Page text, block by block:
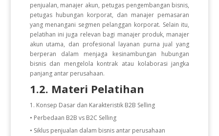
penjualan, manajer akun, petugas pengembangan bisnis,
petugas hubungan korporat, dan manajer pemasaran
yang menangani segmen pelanggan korporat. Selain itu,
pelatihan ini juga relevan bagi manajer produk, manajer
akun utama, dan profesional layanan purna jual yang
berperan dalam menjaga kesinambungan hubungan
bisnis dan mengelola kontrak atau kolaborasi jangka
panjang antar perusahaan.
1.2. Materi Pelatihan
Konsep Dasar dan Karakteristik B2B Selling
• Perbedaan B2B vs B2C Selling
• Siklus penjualan dalam bisnis antar perusahaan